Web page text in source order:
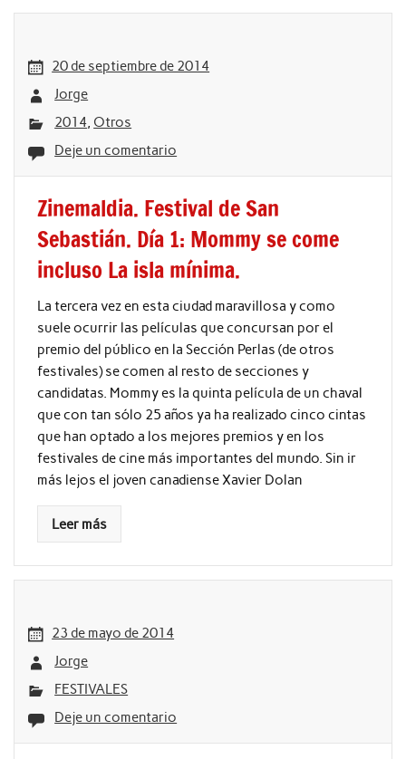
20 de septiembre de 2014
Jorge
2014, Otros
Deje un comentario
Zinemaldia. Festival de San
Sebastián. Día 1: Mommy se come
incluso La isla mínima.
La tercera vez en esta ciudad maravillosa y como
suele ocurrir las películas que concursan por el
premio del público en la Sección Perlas (de otros
festivales) se comen al resto de secciones y
candidatas. Mommy es la quinta película de un chaval
que con tan sólo 25 años ya ha realizado cinco cintas
que han optado a los mejores premios y en los
festivales de cine más importantes del mundo. Sin ir
más lejos el joven canadiense Xavier Dolan
Leer más
23 de mayo de 2014
Jorge
FESTIVALES
Deje un comentario